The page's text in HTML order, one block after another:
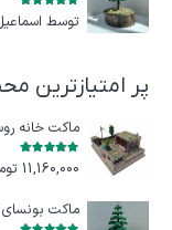
امتیاز 5 از 5 توسط
پر امتیازترین
ماکت خانه
امتیاز 5.00از 5
11,160,000
ماکت